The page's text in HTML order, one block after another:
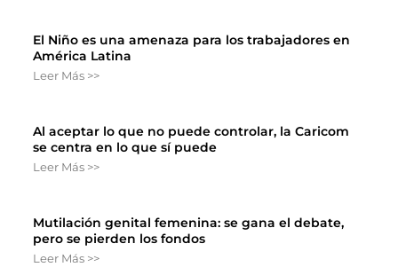
El Niño es una amenaza para los trabajadores en
América Latina
Leer Más >>
Al aceptar lo que no puede controlar, la Caricom
se centra en lo que sí puede
Leer Más >>
Mutilación genital femenina: se gana el debate,
pero se pierden los fondos
Leer Más >>